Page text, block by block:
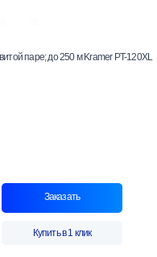
паре; до 250 м Kramer PT-120XL
Заказать
Купить в 1 клик